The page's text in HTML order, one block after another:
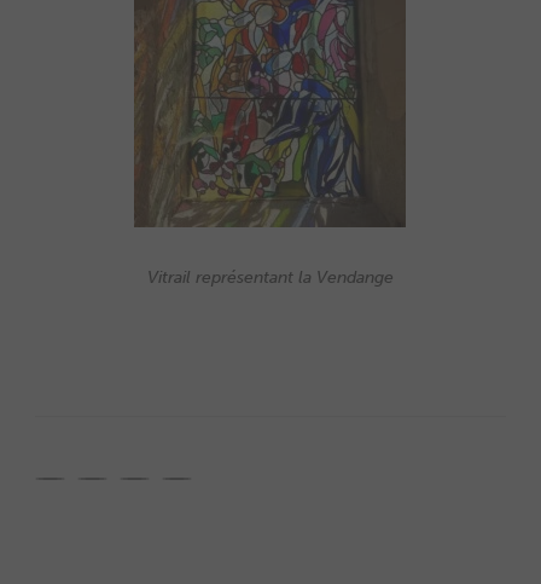
Vitrail représentant la Vendange